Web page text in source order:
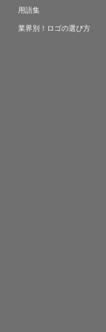
用語集
業界別！ロゴの選び方